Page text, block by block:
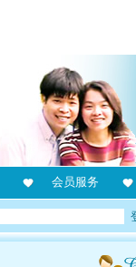
会员服务